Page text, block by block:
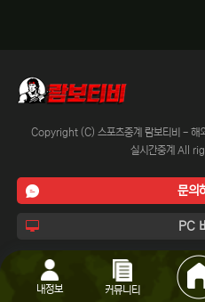
Copyright (C) 스포츠중계 람보티비 - 해외
실시간중계 All
문의
PC
내정보 커뮤니티